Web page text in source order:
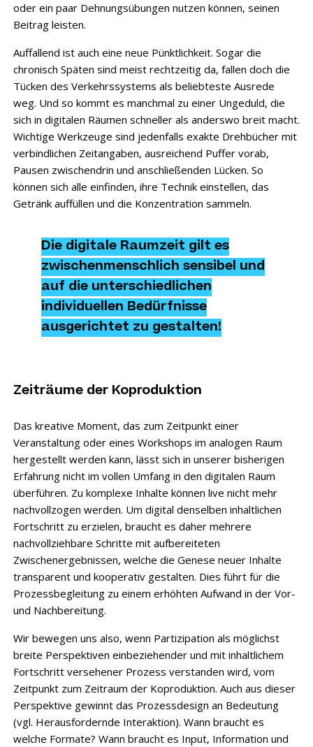
oder ein paar Dehnungsübungen nutzen können, seinen
Beitrag leisten.
Auffallend ist auch eine neue Pünktlichkeit. Sogar die
chronisch Späten sind meist rechtzeitig da, fallen doch die
Tücken des Verkehrssystems als beliebteste Ausrede
weg. Und so kommt es manchmal zu einer Ungeduld, die
sich in digitalen Räumen schneller als anderswo breit macht.
Wichtige Werkzeuge sind jedenfalls exakte Drehbücher mit
verbindlichen Zeitangaben, ausreichend Puffer vorab,
Pausen zwischendrin und anschließenden Lücken. So
können sich alle einfinden, ihre Technik einstellen, das
Getränk auffüllen und die Konzentration sammeln.
Die digitale Raumzeit gilt es
zwischenmenschlich sensibel und
auf die unterschiedlichen
individuellen Bedürfnisse
ausgerichtet zu gestalten!
Zeiträume der Koproduktion
Das kreative Moment, das zum Zeitpunkt einer
Veranstaltung oder eines Workshops im analogen Raum
hergestellt werden kann, lässt sich in unserer bisherigen
Erfahrung nicht im vollen Umfang in den digitalen Raum
überführen. Zu komplexe Inhalte können live nicht mehr
nachvollzogen werden. Um digital denselben inhaltlichen
Fortschritt zu erzielen, braucht es daher mehrere
nachvollziehbare Schritte mit aufbereiteten
Zwischenergebnissen, welche die Genese neuer Inhalte
transparent und kooperativ gestalten. Dies führt für die
Prozessbegleitung zu einem erhöhten Aufwand in der Vor-
und Nachbereitung.
Wir bewegen uns also, wenn Partizipation als möglichst
breite Perspektiven einbeziehender und mit inhaltlichem
Fortschritt versehener Prozess verstanden wird, vom
Zeitpunkt zum Zeitraum der Koproduktion. Auch aus dieser
Perspektive gewinnt das Prozessdesign an Bedeutung
(vgl. Herausfordernde Interaktion). Wann braucht es
welche Formate? Wann braucht es Input, Information und